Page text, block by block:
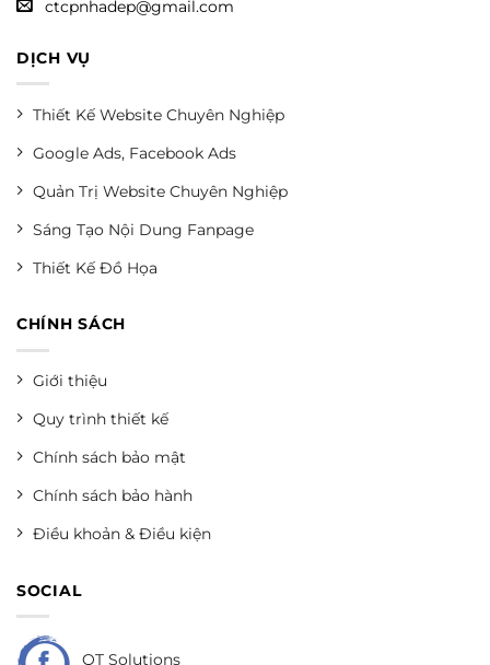
ctcpnhadep@gmail.com
DỊCH VỤ
Thiết Kế Website Chuyên Nghiệp
Google Ads, Facebook Ads
Quản Trị Website Chuyên Nghiệp
Sáng Tạo Nội Dung Fanpage
Thiết Kế Đồ Họa
CHÍNH SÁCH
Giới thiệu
Quy trình thiết kế
Chính sách bảo mật
Chính sách bảo hành
Điều khoản & Điều kiện
SOCIAL
QT Solutions